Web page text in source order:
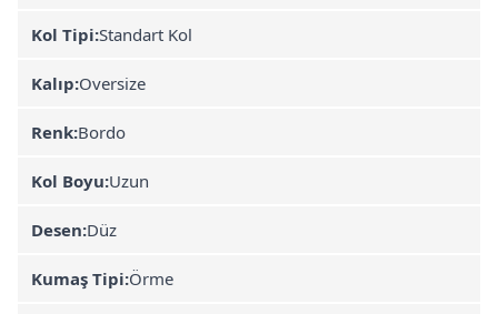
Kol Tipi:Standart Kol
Kalıp:Oversize
Renk:Bordo
Kol Boyu:Uzun
Desen:Düz
Kumaş Tipi:Örme